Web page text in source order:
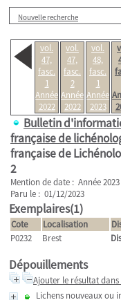
Nouvelle recherche
vol.
47,
fasc.
1
Année
2022
vol.
47,
fasc.
2
Année
2022
vol.
48,
fasc.
1
Année
2023
Bulletin
française de
française de
2
Mention de date : Année 2023
Paru le : 01/12/2023
Exemplaires(1)
Cote Localisation
P0232
Brest
Dépouillements
Ajouter le résultat
Lichens nouveaux ou